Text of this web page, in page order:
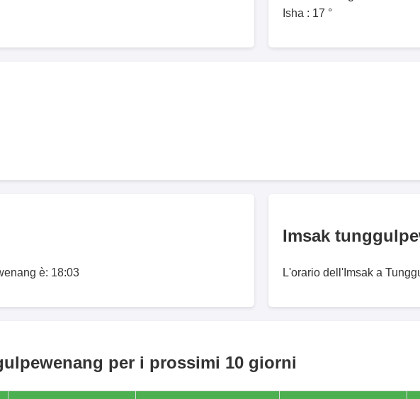
Isha : 17 °
è: 18:03
Imsak
L'orario dell'Imsak a
per i prossimi 10 giorni